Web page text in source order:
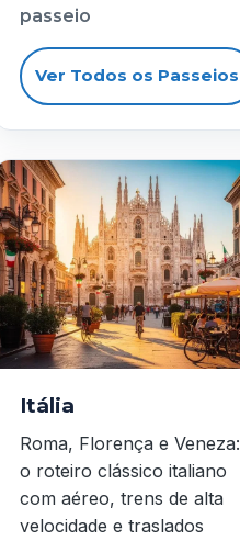
passeio
Ver Todos os Passeios
Itália
Roma, Florença e Veneza:
o roteiro clássico italiano
com aéreo, trens de alta
velocidade e traslados